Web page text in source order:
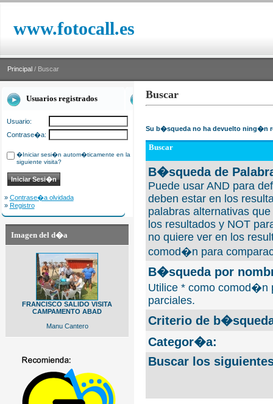
www.fotocall.es
Principal / Buscar
Usuarios registrados
Usuario:
Contrase�a:
�Iniciar sesi�n autom�ticamente en la
siguiente visita?
» Contrase�a olvidada
» Registro
Imagen del d�a
FRANCISCO SALIDO VISITA
CAMPAMENTO ABAD
Manu Cantero
Buscar
Su b�squeda no ha devuelto ning�n
Buscar
B�squeda de
Puede usar AND para
deben estar en los
palabras alternativas
los resultados y NOT
no quiere ver en los
comod�n para
B�squeda por
Utilice * como comod�n
parciales.
Criterio de
Categor�a:
Buscar los